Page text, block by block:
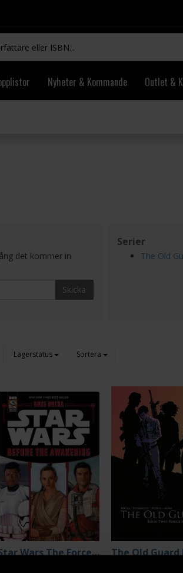
Nyheter & Kommande Outlet &
det kommer in
Skicka
Serier
The Old
Lagerstatus Sortera
Star Wars The Force Awakens: Before the Awakening